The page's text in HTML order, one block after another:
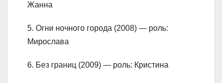
Жанна
5. Огни ночного города (2008) — роль:
Мирослава
6. Без границ (2009) — роль: Кристина